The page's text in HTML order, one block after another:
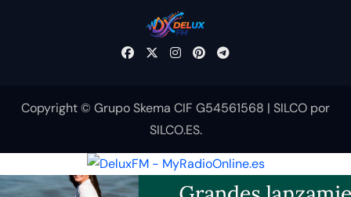
Copyright © Grupo Skema CIF G54561568 | SILCO por
SILCO.ES.